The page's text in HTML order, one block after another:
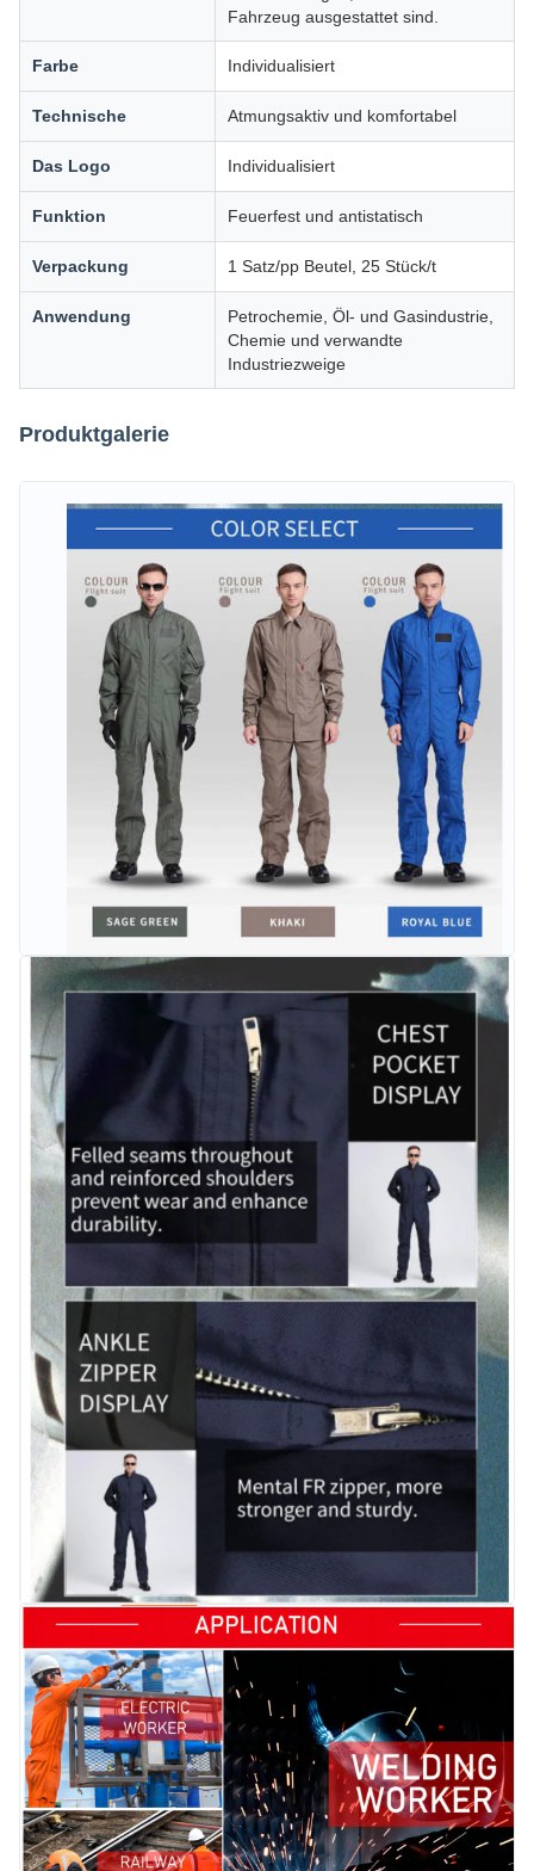
Fahrzeug ausgestattet sind.
Farbe Individualisiert
Technische Atmungsaktiv und komfortabel
Das Logo Individualisiert
Funktion Feuerfest und antistatisch
Verpackung 1 Satz/pp Beutel, 25 Stück/t
Anwendung
Petrochemie, Öl- und Gasindustrie,
Chemie und verwandte
Industriezweige
Produktgalerie